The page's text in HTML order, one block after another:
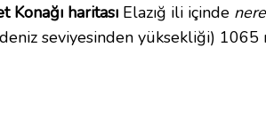
Konağı haritası Elazığ ili içinde
seviyesinden yüksekliği) 1065